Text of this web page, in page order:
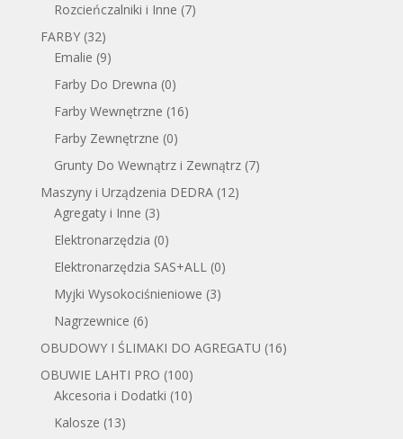
Rozcieńczalniki i Inne (7)
FARBY (32)
Emalie (9)
Farby Do Drewna (0)
Farby Wewnętrzne (16)
Farby Zewnętrzne (0)
Grunty Do Wewnątrz i Zewnątrz (7)
Maszyny i Urządzenia DEDRA (12)
Agregaty i Inne (3)
Elektronarzędzia (0)
Elektronarzędzia SAS+ALL (0)
Myjki Wysokociśnieniowe (3)
Nagrzewnice (6)
OBUDOWY I ŚLIMAKI DO AGREGATU (16)
OBUWIE LAHTI PRO (100)
Akcesoria i Dodatki (10)
Kalosze (13)